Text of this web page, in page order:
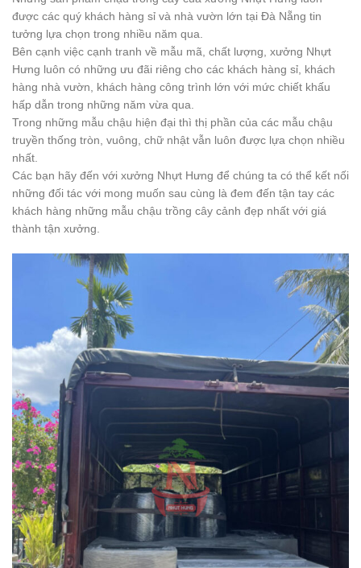
được các quý khách hàng sỉ và nhà vườn lớn tại Đà Nẵng tin
tưởng lựa chọn trong nhiều năm qua.
Bên cạnh việc cạnh tranh về mẫu mã, chất lượng, xưởng Nhựt
Hưng luôn có những ưu đãi riêng cho các khách hàng sỉ, khách
hàng nhà vườn, khách hàng công trình lớn với mức chiết khấu
hấp dẫn trong những năm vừa qua.
Trong những mẫu chậu hiện đại thì thị phần của các mẫu chậu
truyền thống tròn, vuông, chữ nhật vẫn luôn được lựa chọn nhiều
nhất.
Các bạn hãy đến với xưởng Nhựt Hưng để chúng ta có thể kết nối
những đối tác với mong muốn sau cùng là đem đến tận tay các
khách hàng những mẫu chậu trồng cây cảnh đẹp nhất với giá
thành tận xưởng.